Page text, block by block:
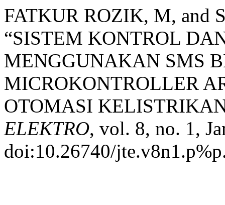
FATKUR ROZIK, M, and
“SISTEM KONTROL
MENGGUNAKAN SMS
MICROKONTROLLER
OTOMASI
ELEKTRO, vol. 8, no. 1,
doi:10.26740/